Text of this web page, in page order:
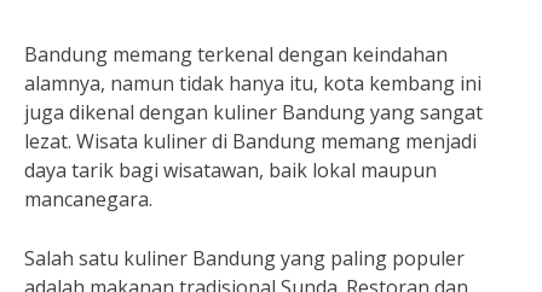
Bandung memang terkenal dengan keindahan
alamnya, namun tidak hanya itu, kota kembang ini
juga dikenal dengan kuliner Bandung yang sangat
lezat. Wisata kuliner di Bandung memang menjadi
daya tarik bagi wisatawan, baik lokal maupun
mancanegara.
Salah satu kuliner Bandung yang paling populer